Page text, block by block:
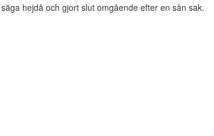
hejdå och gjort slut omgående efter en sån sak.